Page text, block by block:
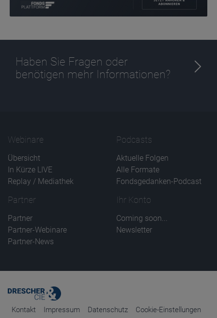
Haben Sie Fragen oder
benötigen mehr Informationen?
Webinare
Übersicht
In Kürze LIVE
Replay / Mediathek
Podcasts
Aktuelle Folgen
Alle Formate
Fondsgedanken-Podcast
Partner
Partner
Partner-Webinare
Partner-News
Ihr Konto
Coming soon...
Newsletter
Kontakt Impressum Datenschutz Cookie-Einstellungen